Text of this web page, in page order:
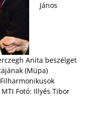
János
Anita beszélget
(Müpa)
Fotó: Illyés Tibor